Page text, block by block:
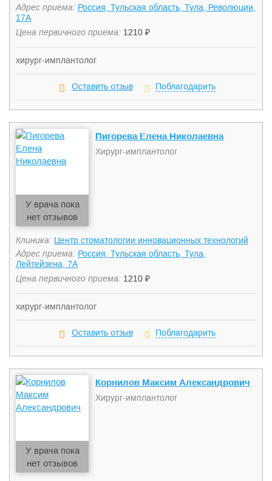
Адрес приема: Россия, Тульская область, Тула, Революции,
17А
Цена первичного приема: 1210 ₽
хирург-имплантолог
Оставить отзыв Поблагодарить
У врача пока
нет отзывов
Пигорева Елена Николаевна
Хирург-имплантолог
Клиника: Центр стоматологии инновационных технологий
Адрес приема: Россия, Тульская область, Тула,
Лейтейзена, 7А
Цена первичного приема: 1210 ₽
хирург-имплантолог
Оставить отзыв Поблагодарить
У врача пока
нет отзывов
Корнилов Максим Александрович
Хирург-имплантолог